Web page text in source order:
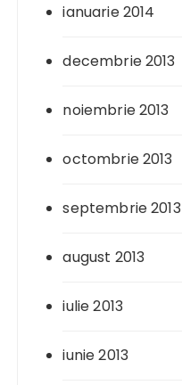
ianuarie 2014
decembrie 2013
noiembrie 2013
octombrie 2013
septembrie 2013
august 2013
iulie 2013
iunie 2013